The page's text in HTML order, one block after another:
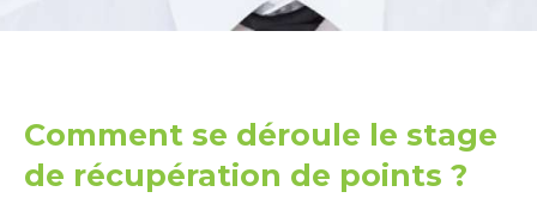
Comment se déroule le stage
de récupération de points ?